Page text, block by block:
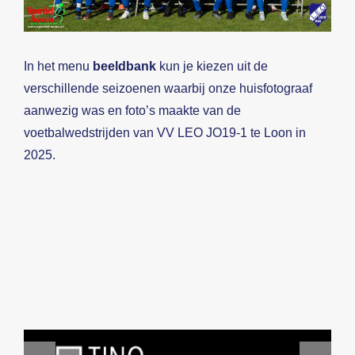
Beeldbank
In het menu beeldbank kun je kiezen uit de
verschillende seizoenen waarbij onze huisfotograaf
aanwezig was en foto’s maakte van de
voetbalwedstrijden van VV LEO JO19-1 te Loon in
2025.